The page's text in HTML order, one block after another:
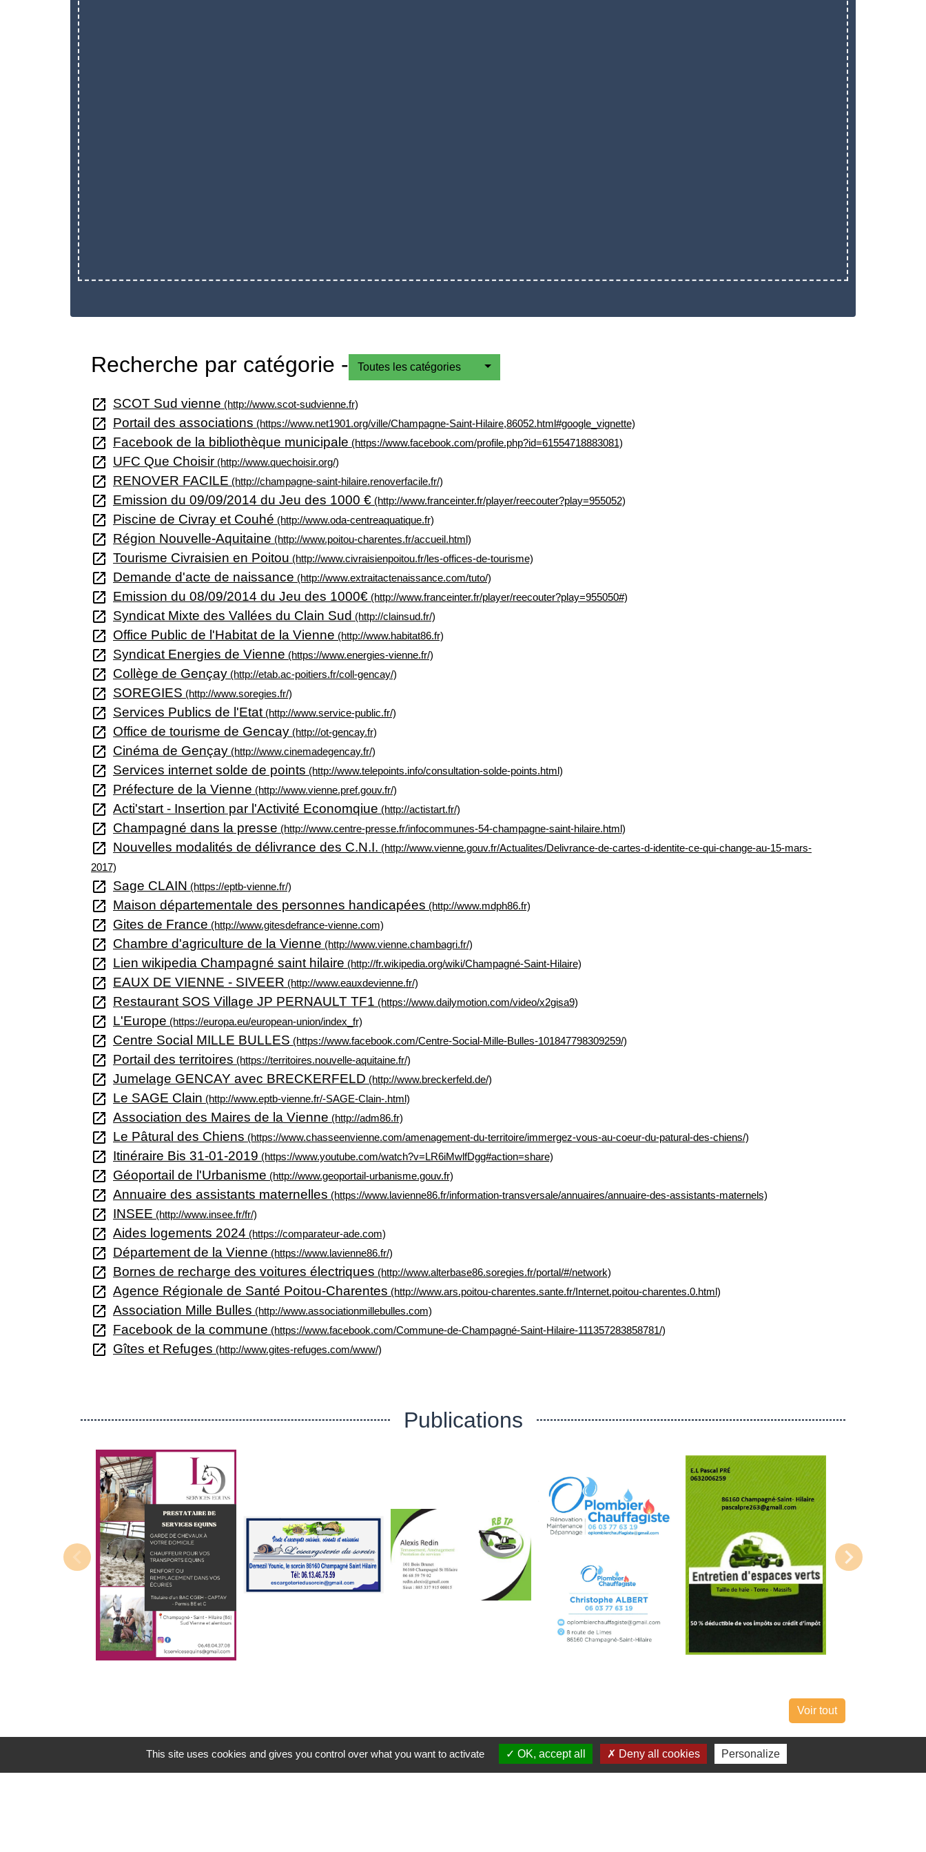
Recherche par catégorie - Toutes les catégories
open_in_new SCOT Sud vienne (http://www.scot-sudvienne.fr)
open_in_new Portail des associations (https://www.net1901.org/ville/Champagne-Saint-Hilaire,86052.html#google_vignette)
open_in_new Facebook de la bibliothèque municipale (https://www.facebook.com/profile.php?id=61554718883081)
open_in_new UFC Que Choisir (http://www.quechoisir.org/)
open_in_new RENOVER FACILE (http://champagne-saint-hilaire.renoverfacile.fr/)
open_in_new Emission du 09/09/2014 du Jeu des 1000 € (http://www.franceinter.fr/player/reecouter?play=955052)
open_in_new Piscine de Civray et Couhé (http://www.oda-centreaquatique.fr)
open_in_new Région Nouvelle-Aquitaine (http://www.poitou-charentes.fr/accueil.html)
open_in_new Tourisme Civraisien en Poitou (http://www.civraisienpoitou.fr/les-offices-de-tourisme)
open_in_new Demande d'acte de naissance (http://www.extraitactenaissance.com/tuto/)
open_in_new Emission du 08/09/2014 du Jeu des 1000€ (http://www.franceinter.fr/player/reecouter?play=955050#)
open_in_new Syndicat Mixte des Vallées du Clain Sud (http://clainsud.fr/)
open_in_new Office Public de l'Habitat de la Vienne (http://www.habitat86.fr)
open_in_new Syndicat Energies de Vienne (https://www.energies-vienne.fr/)
open_in_new Collège de Gençay (http://etab.ac-poitiers.fr/coll-gencay/)
open_in_new SOREGIES (http://www.soregies.fr/)
open_in_new Services Publics de l'Etat (http://www.service-public.fr/)
open_in_new Office de tourisme de Gencay (http://ot-gencay.fr)
open_in_new Cinéma de Gençay (http://www.cinemadegencay.fr/)
open_in_new Services internet solde de points (http://www.telepoints.info/consultation-solde-points.html)
open_in_new Préfecture de la Vienne (http://www.vienne.pref.gouv.fr/)
open_in_new Acti'start - Insertion par l'Activité Economqiue (http://actistart.fr/)
open_in_new Champagné dans la presse (http://www.centre-presse.fr/infocommunes-54-champagne-saint-hilaire.html)
open_in_new Nouvelles modalités de délivrance des C.N.I. (http://www.vienne.gouv.fr/Actualites/Delivrance-de-cartes-d-identite-ce-qui-change-au-15-mars-
2017)
open_in_new Sage CLAIN (https://eptb-vienne.fr/)
open_in_new Maison départementale des personnes handicapées (http://www.mdph86.fr)
open_in_new Gites de France (http://www.gitesdefrance-vienne.com)
open_in_new Chambre d'agriculture de la Vienne (http://www.vienne.chambagri.fr/)
open_in_new Lien wikipedia Champagné saint hilaire (http://fr.wikipedia.org/wiki/Champagné-Saint-Hilaire)
open_in_new EAUX DE VIENNE - SIVEER (http://www.eauxdevienne.fr/)
open_in_new Restaurant SOS Village JP PERNAULT TF1 (https://www.dailymotion.com/video/x2gisa9)
open_in_new L'Europe (https://europa.eu/european-union/index_fr)
open_in_new Centre Social MILLE BULLES (https://www.facebook.com/Centre-Social-Mille-Bulles-101847798309259/)
open_in_new Portail des territoires (https://territoires.nouvelle-aquitaine.fr/)
open_in_new Jumelage GENCAY avec BRECKERFELD (http://www.breckerfeld.de/)
open_in_new Le SAGE Clain (http://www.eptb-vienne.fr/-SAGE-Clain-.html)
open_in_new Association des Maires de la Vienne (http://adm86.fr)
open_in_new Le Pâtural des Chiens (https://www.chasseenvienne.com/amenagement-du-territoire/immergez-vous-au-coeur-du-patural-des-chiens/)
open_in_new Itinéraire Bis 31-01-2019 (https://www.youtube.com/watch?v=LR6iMwlfDgg#action=share)
open_in_new Géoportail de l'Urbanisme (http://www.geoportail-urbanisme.gouv.fr)
open_in_new Annuaire des assistants maternelles (https://www.lavienne86.fr/information-transversale/annuaires/annuaire-des-assistants-maternels)
open_in_new INSEE (http://www.insee.fr/fr/)
open_in_new Aides logements 2024 (https://comparateur-ade.com)
open_in_new Département de la Vienne (https://www.lavienne86.fr/)
open_in_new Bornes de recharge des voitures électriques (http://www.alterbase86.soregies.fr/portal/#/network)
open_in_new Agence Régionale de Santé Poitou-Charentes (http://www.ars.poitou-charentes.sante.fr/Internet.poitou-charentes.0.html)
open_in_new Association Mille Bulles (http://www.associationmillebulles.com)
open_in_new Facebook de la commune (https://www.facebook.com/Commune-de-Champagné-Saint-Hilaire-111357283858781/)
open_in_new Gîtes et Refuges (http://www.gites-refuges.com/www/)
Publications
Voir tout
Contacts
This site uses cookies and gives you control over what you want to activate OK, accept all Deny all cookies Personalize